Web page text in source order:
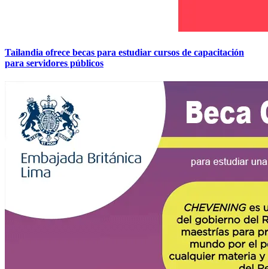
Tailandia ofrece becas para estudiar cursos de capacitación
para servidores públicos